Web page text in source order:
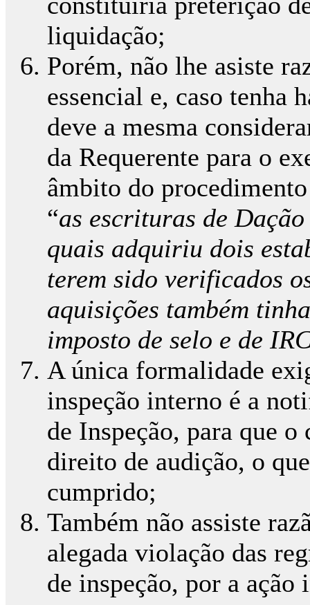
liquidação;
Porém, não lhe asiste
essencial e, caso tenha
deve a mesma
da Requerente para o
âmbito do
“as escrituras de
quais adquiriu dois
terem sido verificados
aquisições também
imposto de selo e de
A única formalidade
inspeção interno é a
de Inspeção, para que
direito de audição, o
cumprido;
Também não assiste
alegada violação das
de inspeção, por a